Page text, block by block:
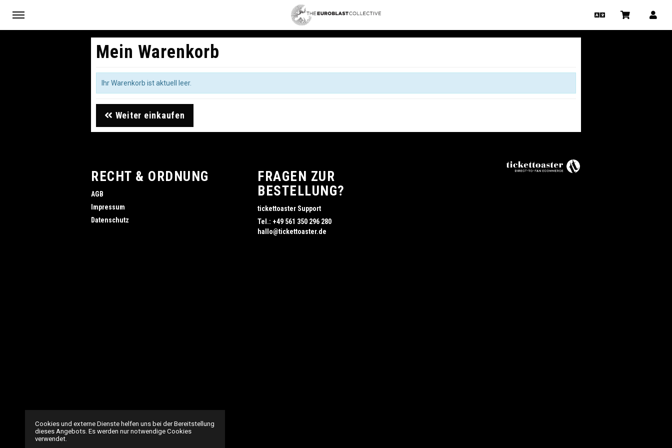
Mein Warenkorb
Ihr Warenkorb ist aktuell leer.
Weiter einkaufen
RECHT & ORDNUNG
AGB
Impressum
Datenschutz
FRAGEN ZUR
BESTELLUNG?
tickettoaster Support
Tel.: +49 561 350 296 280
hallo@tickettoaster.de
Cookies und externe Dienste helfen uns bei der Bereitstellung
dieses Angebots. Es werden nur notwendige Cookies
verwendet.